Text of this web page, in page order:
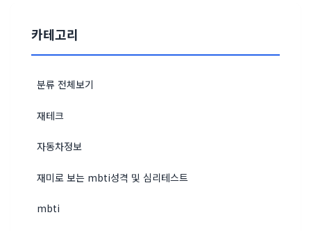
카테고리
분류 전체보기
재테크
자동차정보
재미로 보는 mbti성격 및 심리테스트
mbti